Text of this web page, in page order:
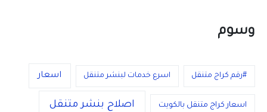
وسوم
#رقم كراج متنقل اسرع خدمات لبنشر متنقل اسعار
اسعار كراج متنقل بالكويت اصلاح بنشر متنقل